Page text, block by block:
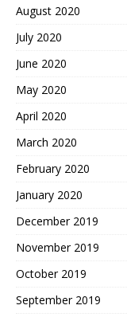
August 2020
July 2020
June 2020
May 2020
April 2020
March 2020
February 2020
January 2020
December 2019
November 2019
October 2019
September 2019